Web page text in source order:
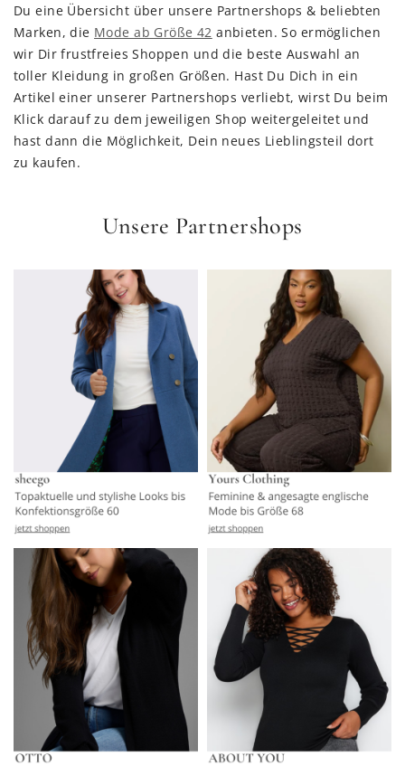
Du eine Übersicht über unsere Partnershops & beliebten
Marken, die Mode ab Größe 42 anbieten. So ermöglichen
wir Dir frustfreies Shoppen und die beste Auswahl an
toller Kleidung in großen Größen. Hast Du Dich in ein
Artikel einer unserer Partnershops verliebt, wirst Du beim
Klick darauf zu dem jeweiligen Shop weitergeleitet und
hast dann die Möglichkeit, Dein neues Lieblingsteil dort
zu kaufen.
Unsere Partnershops